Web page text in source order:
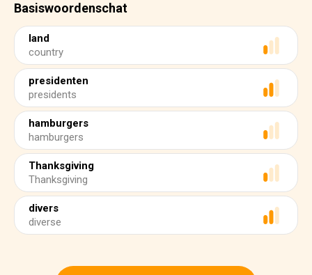
Basiswoordenschat
land
country
presidenten
presidents
hamburgers
hamburgers
Thanksgiving
Thanksgiving
divers
diverse